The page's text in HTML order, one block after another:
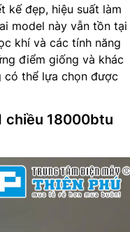
kế đẹp, hiệu suất làm
model này vẫn tồn tại
khí và các tính năng
điểm giống và khác
có thể lựa chọn được
chiều 18000btu